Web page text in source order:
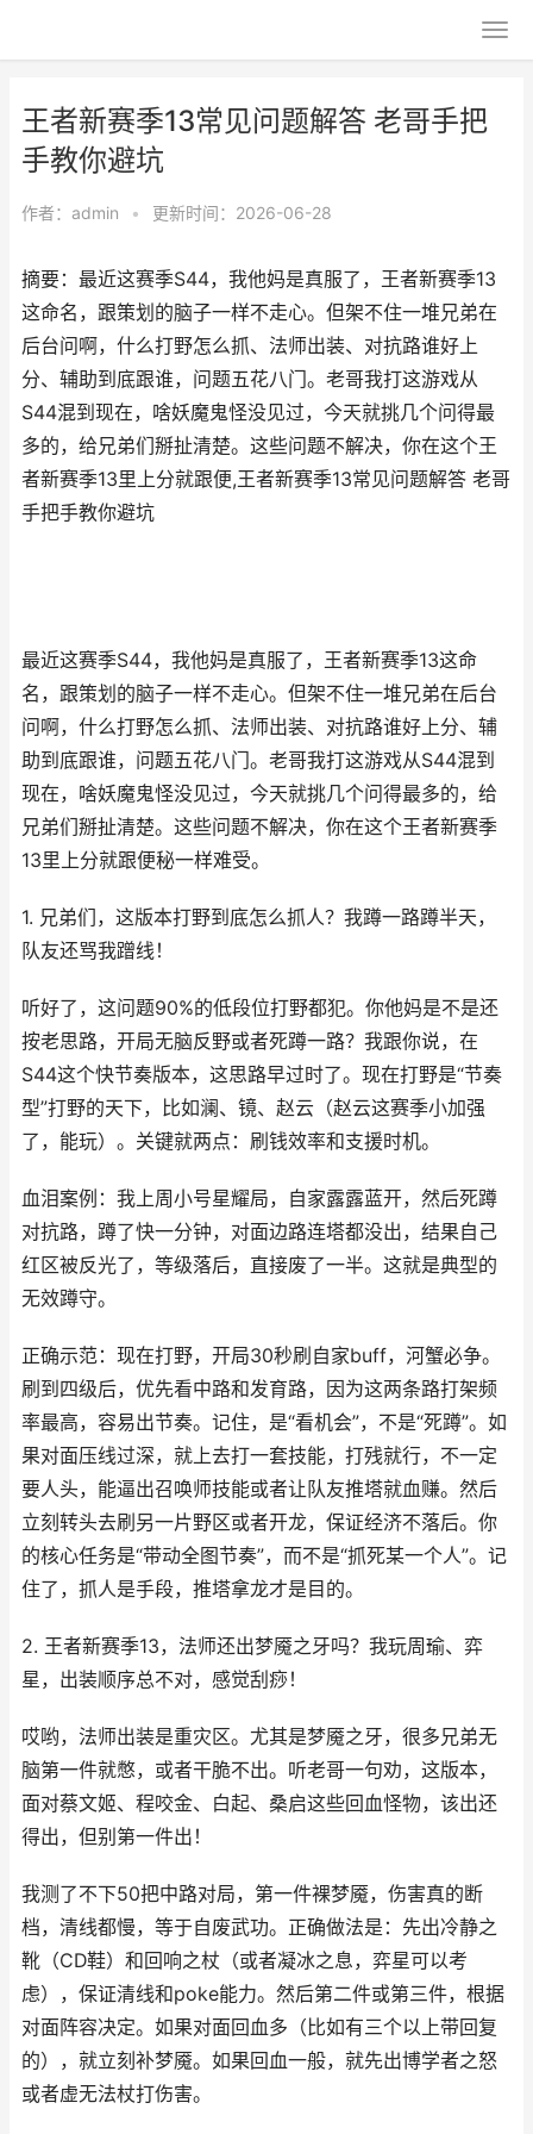
王者新赛季13常见问题解答 老哥手把
手教你避坑
作者： admin • 更新时间：2026-06-28
摘要：最近这赛季S44，我他妈是真服了，王者新赛季13
这命名，跟策划的脑子一样不走心。但架不住一堆兄弟在
后台问啊，什么打野怎么抓、法师出装、对抗路谁好上
分、辅助到底跟谁，问题五花八门。老哥我打这游戏从
S44混到现在，啥妖魔鬼怪没见过，今天就挑几个问得最
多的，给兄弟们掰扯清楚。这些问题不解决，你在这个王
者新赛季13里上分就跟便,王者新赛季13常见问题解答 老哥
手把手教你避坑
最近这赛季S44，我他妈是真服了，王者新赛季13这命
名，跟策划的脑子一样不走心。但架不住一堆兄弟在后台
问啊，什么打野怎么抓、法师出装、对抗路谁好上分、辅
助到底跟谁，问题五花八门。老哥我打这游戏从S44混到
现在，啥妖魔鬼怪没见过，今天就挑几个问得最多的，给
兄弟们掰扯清楚。这些问题不解决，你在这个王者新赛季
13里上分就跟便秘一样难受。
1. 兄弟们，这版本打野到底怎么抓人？我蹲一路蹲半天，
队友还骂我蹭线！
听好了，这问题90%的低段位打野都犯。你他妈是不是还
按老思路，开局无脑反野或者死蹲一路？我跟你说，在
S44这个快节奏版本，这思路早过时了。现在打野是“节奏
型”打野的天下，比如澜、镜、赵云（赵云这赛季小加强
了，能玩）。关键就两点：刷钱效率和支援时机。
血泪案例：我上周小号星耀局，自家露露蓝开，然后死蹲
对抗路，蹲了快一分钟，对面边路连塔都没出，结果自己
红区被反光了，等级落后，直接废了一半。这就是典型的
无效蹲守。
正确示范：现在打野，开局30秒刷自家buff，河蟹必争。
刷到四级后，优先看中路和发育路，因为这两条路打架频
率最高，容易出节奏。记住，是“看机会”，不是“死蹲”。如
果对面压线过深，就上去打一套技能，打残就行，不一定
要人头，能逼出召唤师技能或者让队友推塔就血赚。然后
立刻转头去刷另一片野区或者开龙，保证经济不落后。你
的核心任务是“带动全图节奏”，而不是“抓死某一个人”。记
住了，抓人是手段，推塔拿龙才是目的。
2. 王者新赛季13，法师还出梦魇之牙吗？我玩周瑜、弈
星，出装顺序总不对，感觉刮痧！
哎哟，法师出装是重灾区。尤其是梦魇之牙，很多兄弟无
脑第一件就憋，或者干脆不出。听老哥一句劝，这版本，
面对蔡文姬、程咬金、白起、桑启这些回血怪物，该出还
得出，但别第一件出！
我测了不下50把中路对局，第一件裸梦魇，伤害真的断
档，清线都慢，等于自废武功。正确做法是：先出冷静之
靴（CD鞋）和回响之杖（或者凝冰之息，弈星可以考
虑），保证清线和poke能力。然后第二件或第三件，根据
对面阵容决定。如果对面回血多（比如有三个以上带回复
的），就立刻补梦魇。如果回血一般，就先出博学者之怒
或者虚无法杖打伤害。